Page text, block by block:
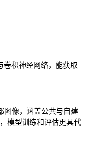
卷积神经网络，能获取
图像，涵盖公共与自建
模型训练和评估更具代